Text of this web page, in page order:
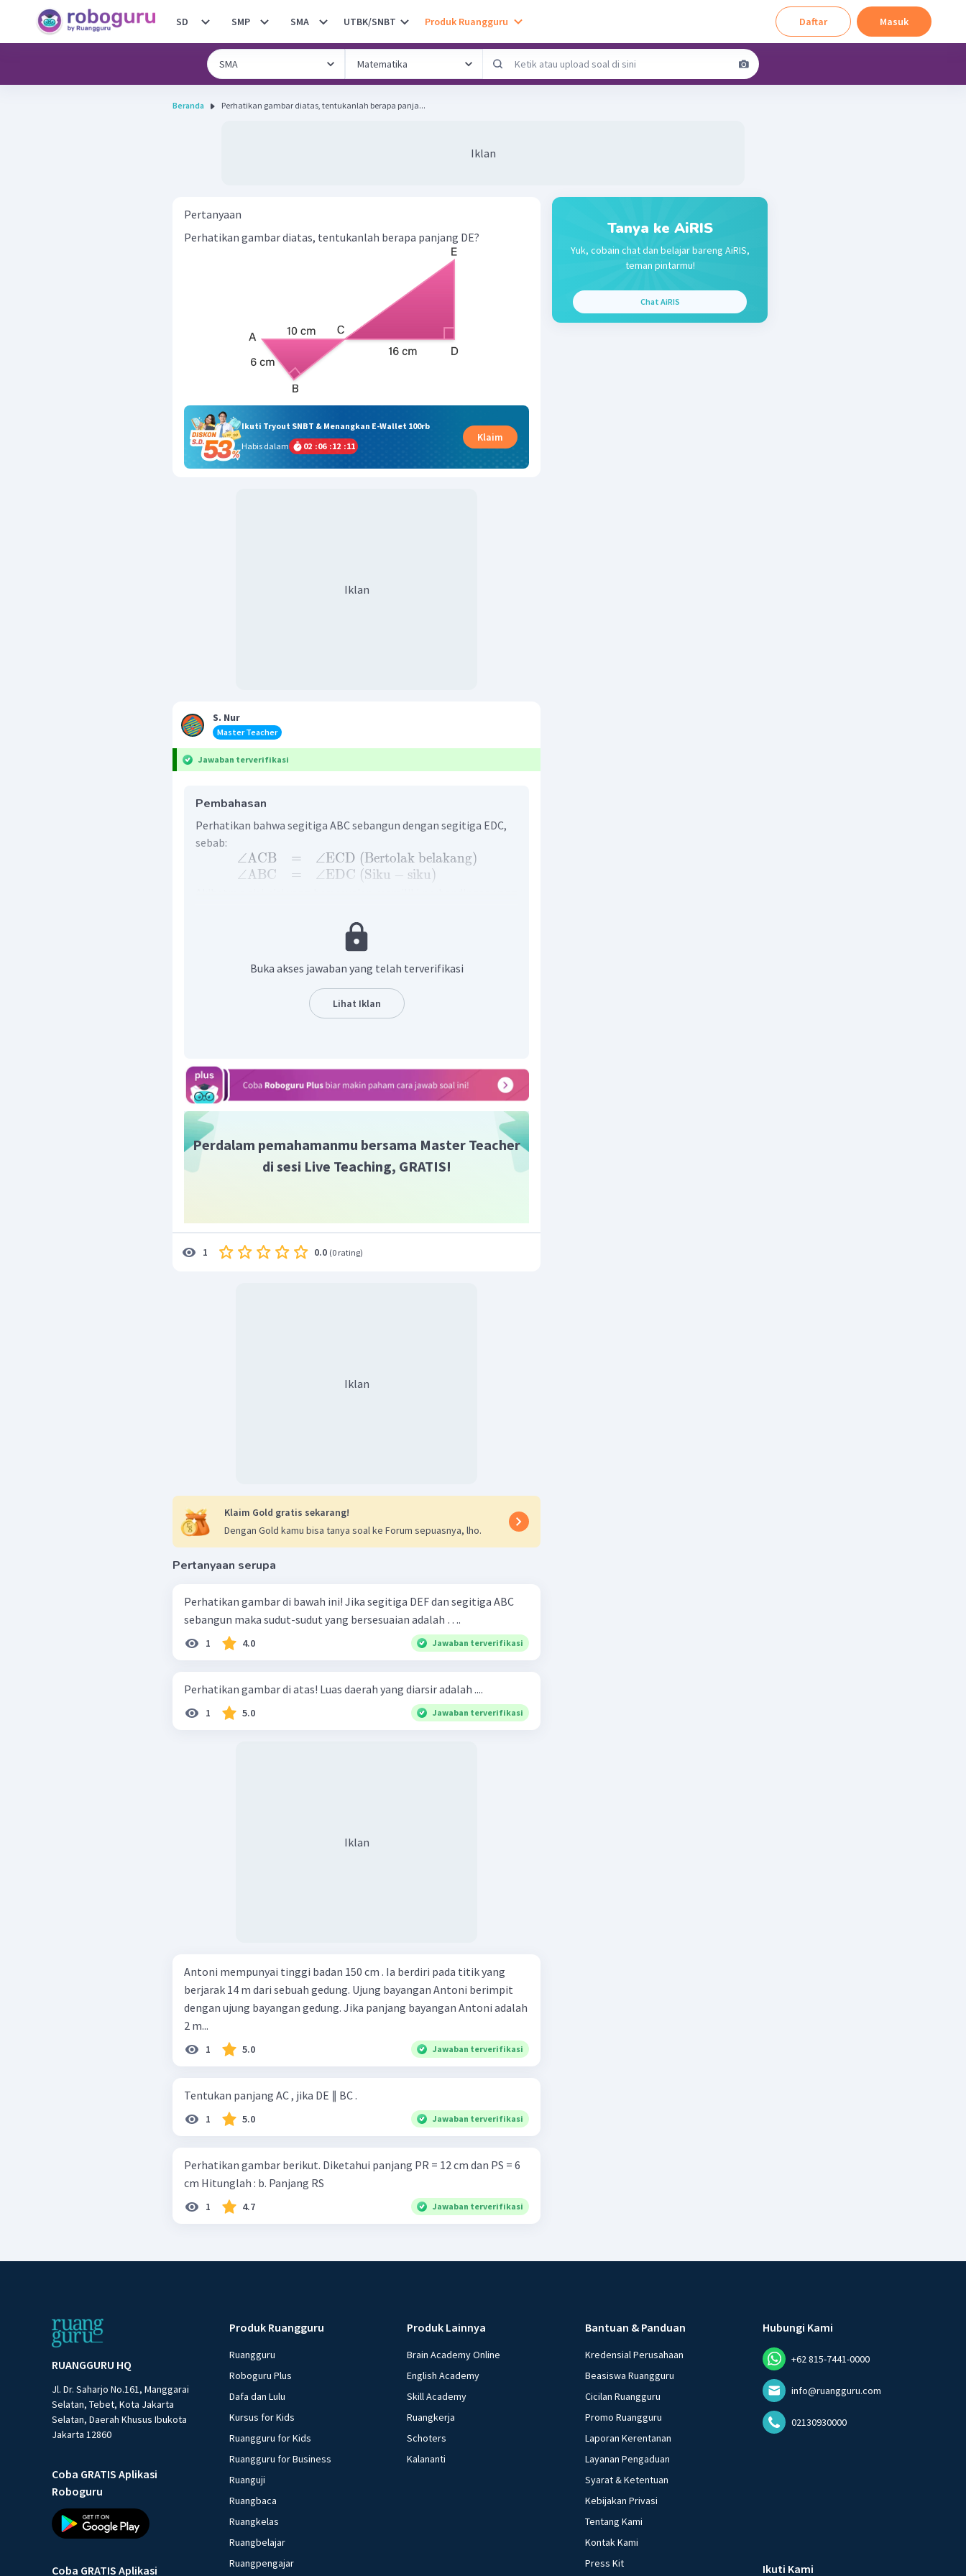
SD SMP SMA UTBK/SNBT Produk Ruangguru Daftar Masuk
Beranda Perhatikan gambar diatas, tentukanlah berapa panja...
Iklan
Pertanyaan
Perhatikan gambar diatas, tentukanlah berapa panjang DE?
Ikuti Tryout SNBT & Menangkan E-Wallet 100rb
Habis dalam
02 :06 :12 :11
Klaim
Iklan
S. Nur
Master Teacher
Jawaban terverifikasi
Pembahasan
Perhatikan bahwa segitiga ABC sebangun dengan segitiga EDC,
sebab:
∠ACB
∠ABC
=
=
∠ECD (Bertolak belakang)
∠EDC (Siku − siku)
=
=
DE
DE
10
9, 6 cm
Dengan demikian, panjang DE adalah 6 cm
Buka akses jawaban yang telah terverifikasi
Lihat Iklan
Perdalam pemahamanmu bersama Master Teacher
di sesi Live Teaching, GRATIS!
1 0.0 (0 rating)
Iklan
Klaim Gold gratis sekarang!
Dengan Gold kamu bisa tanya soal ke Forum sepuasnya, lho.
Pertanyaan serupa
Perhatikan gambar di bawah ini! Jika segitiga DEF dan segitiga ABC
sebangun maka sudut-sudut yang bersesuaian adalah ….
1 4.0 Jawaban terverifikasi
Perhatikan gambar di atas! Luas daerah yang diarsir adalah ....
1 5.0 Jawaban terverifikasi
Iklan
Antoni mempunyai tinggi badan 150 cm . Ia berdiri pada titik yang
berjarak 14 m dari sebuah gedung. Ujung bayangan Antoni berimpit
dengan ujung bayangan gedung. Jika panjang bayangan Antoni adalah
2 m...
1 5.0 Jawaban terverifikasi
Tentukan panjang AC , jika DE ∥ BC .
1 5.0 Jawaban terverifikasi
Perhatikan gambar berikut. Diketahui panjang PR = 12 cm dan PS = 6
cm Hitunglah : b. Panjang RS
1 4.7 Jawaban terverifikasi
Tanya ke AiRIS
Yuk, cobain chat dan belajar bareng AiRIS,
teman pintarmu!
Chat AiRIS
RUANGGURU HQ
Jl. Dr. Saharjo No.161, Manggarai
Selatan, Tebet, Kota Jakarta
Selatan, Daerah Khusus Ibukota
Jakarta 12860
Coba GRATIS Aplikasi
Roboguru
Coba GRATIS Aplikasi
Produk Ruangguru
Ruangguru
Roboguru Plus
Dafa dan Lulu
Kursus for Kids
Ruangguru for Kids
Ruangguru for Business
Ruanguji
Ruangbaca
Ruangkelas
Ruangbelajar
Ruangpengajar
Produk Lainnya
Brain Academy Online
English Academy
Skill Academy
Ruangkerja
Schoters
Kalananti
Bantuan & Panduan
Kredensial Perusahaan
Beasiswa Ruangguru
Cicilan Ruangguru
Promo Ruangguru
Laporan Kerentanan
Layanan Pengaduan
Syarat & Ketentuan
Kebijakan Privasi
Tentang Kami
Kontak Kami
Press Kit
Hubungi Kami
+62 815-7441-0000
info@ruangguru.com
02130930000
Ikuti Kami